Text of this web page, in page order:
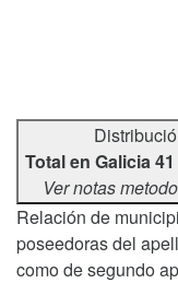
Total en Galicia
Ver notas
Relación de
poseedoras del
como de segundo